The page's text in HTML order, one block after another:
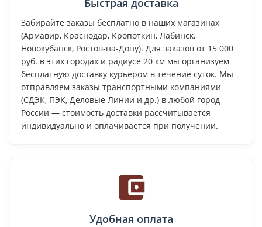
Быстрая доставка
Забирайте заказы бесплатно в наших магазинах
(Армавир, Краснодар, Кропоткин, Лабинск,
Новокубанск, Ростов-на-Дону). Для заказов от 15 000
руб. в этих городах и радиусе 20 км мы организуем
бесплатную доставку курьером в течение суток. Мы
отправляем заказы транспортными компаниями
(СДЭК, ПЭК, Деловые Линии и др.) в любой город
России — стоимость доставки рассчитывается
индивидуально и оплачивается при получении.
Удобная оплата